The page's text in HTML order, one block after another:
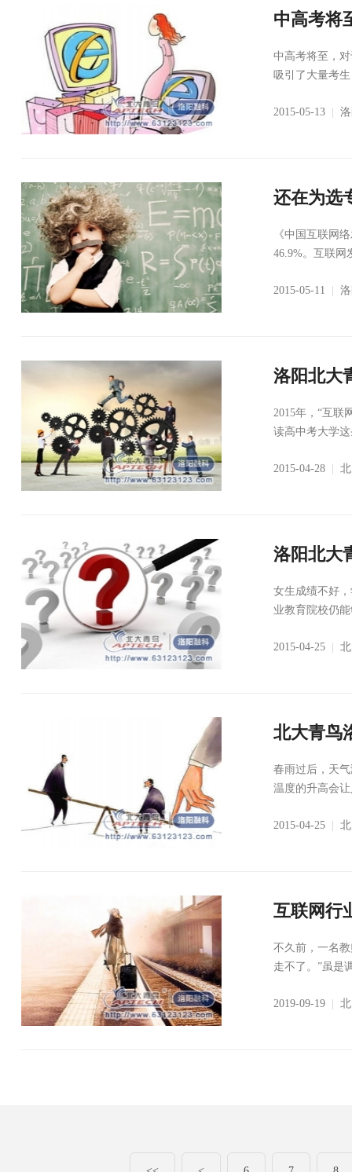
中高考将
中高考将至，
吸引了大量考
2015-05-13
还在为选
《中国互联网
46.9%。互联网
2015-05-11
洛阳北大
2015年，“互联
读高中考大学
2015-04-28
洛阳北大
女生成绩不好
业教育院校仍
2015-04-25
北大青鸟
春雨过后，天
温度的升高会
2015-04-25
互联网行
不久前，一名
走不了。”虽是
2019-09-19